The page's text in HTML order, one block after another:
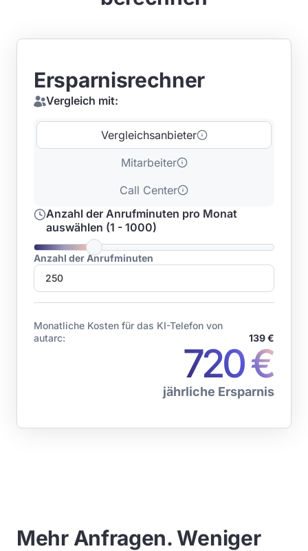
Ersparnisrechner
Vergleich mit:
Vergleichsanbieter
Mitarbeiter
Call Center
Anzahl der Anrufminuten pro Monat
auswählen (1 - 1000)
Anzahl der Anrufminuten
Monatliche Kosten für das KI-Telefon von
autarc:
139 €
720 €
jährliche Ersparnis
Mehr Anfragen. Weniger